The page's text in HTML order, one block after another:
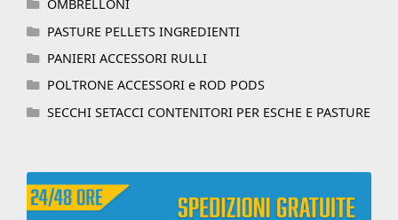
OMBRELLONI
PASTURE PELLETS INGREDIENTI
PANIERI ACCESSORI RULLI
POLTRONE ACCESSORI e ROD PODS
SECCHI SETACCI CONTENITORI PER ESCHE E PASTURE